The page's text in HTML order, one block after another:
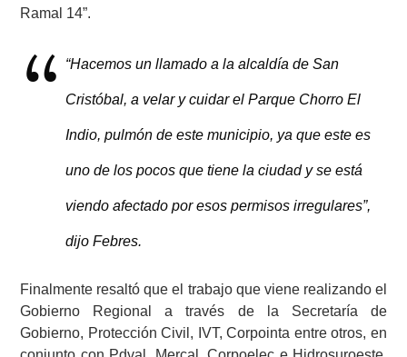
Ramal 14”.
“Hacemos un llamado a la alcaldía de San
Cristóbal, a velar y cuidar el Parque Chorro El
Indio, pulmón de este municipio, ya que este es
uno de los pocos que tiene la ciudad y se está
viendo afectado por esos permisos irregulares”,
dijo Febres.
Finalmente resaltó que el trabajo que viene realizando el
Gobierno Regional a través de la Secretaría de
Gobierno, Protección Civil, IVT, Corpointa entre otros, en